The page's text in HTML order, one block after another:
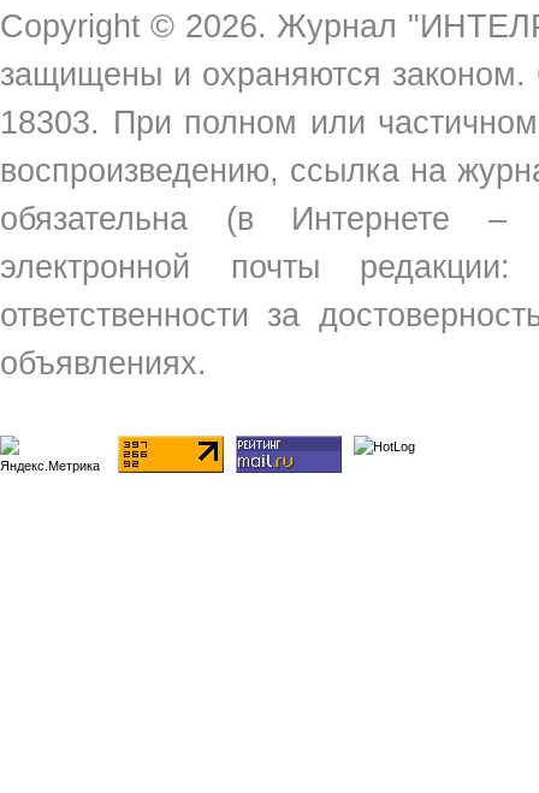
Copyright © 2026. Журнал
защищены и охраняются
18303. При полном или
воспроизведению, ссылка на
обязательна (в Интернете
электронной почты
ответственности за
объявлениях.